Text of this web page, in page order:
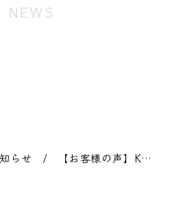
NEWS
らせ / 【お客様の声】K様
（文庫）